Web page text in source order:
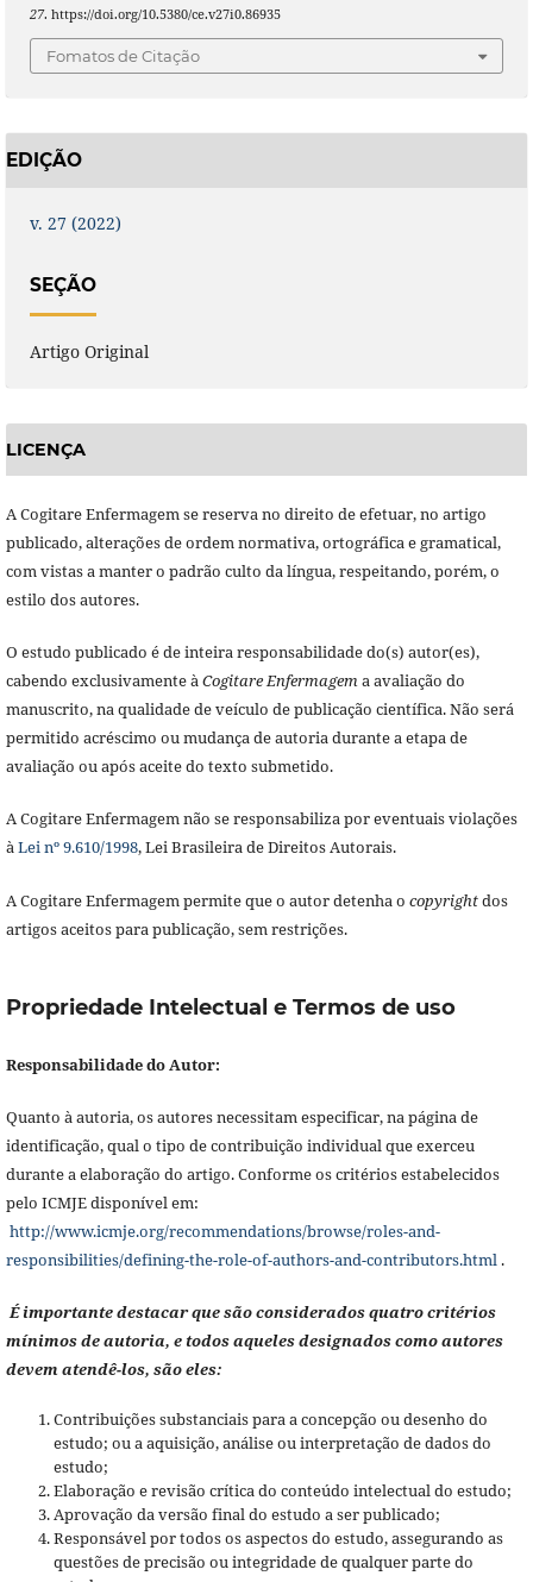
27. https://doi.org/10.5380/ce.v27i0.86935
Fomatos de Citação
EDIÇÃO
v. 27 (2022)
SEÇÃO
Artigo Original
LICENÇA
A Cogitare Enfermagem se reserva no direito de efetuar, no artigo
publicado, alterações de ordem normativa, ortográfica e gramatical,
com vistas a manter o padrão culto da língua, respeitando, porém, o
estilo dos autores.
O estudo publicado é de inteira responsabilidade do(s) autor(es),
cabendo exclusivamente àCogitare Enfermagema avaliação do
manuscrito, na qualidade de veículo de publicação científica. Não será
permitido acréscimo ou mudança de autoria durante a etapa de
avaliação ou após aceite do texto submetido.
A Cogitare Enfermagem não se responsabiliza por eventuais violações
àLei nº 9.610/1998, Lei Brasileira de Direitos Autorais.
A Cogitare Enfermagem permite que o autor detenha o copyrightdos
artigos aceitos para publicação, sem restrições.
Propriedade Intelectual e Termos de uso
Responsabilidade do Autor:
Quanto à autoria, os autores necessitam especificar, na página de
identificação, qual o tipo de contribuição individual que exerceu
durante a elaboração do artigo. Conforme os critérios estabelecidos
pelo ICMJE disponível em:
http://www.icmje.org/recommendations/browse/roles-and-
responsibilities/defining-the-role-of-authors-and-contributors.html .
É importante destacar que são considerados quatro critérios
mínimos de autoria, e todos aqueles designados como autores
devem atendê-los, são eles:
Contribuições substanciais para a concepção ou desenho do
estudo; ou a aquisição, análise ou interpretação de dados do
estudo;
Elaboração e revisão crítica do conteúdo intelectual do estudo;
Aprovação da versão final do estudo a ser publicado;
Responsável por todos os aspectos do estudo, assegurando as
questões de precisão ou integridade de qualquer parte do